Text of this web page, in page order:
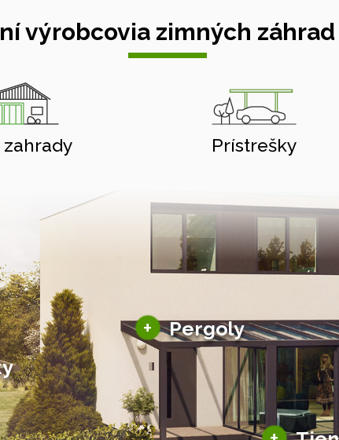
výrobcovia zimných
Prístrešky
+ Pergoly
Hliníkové pergoly
Bioklimatické pergoly
Altány a zastrešenie
Solárne pergoly
pre auto